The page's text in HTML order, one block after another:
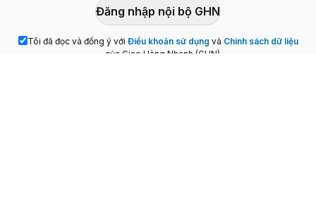
Đăng nhập nội bộ GHN
Tôi đã đọc và đồng ý với Điều khoản sử dụng và Chính sách dữ liệu
của Giao Hàng Nhanh (GHN)